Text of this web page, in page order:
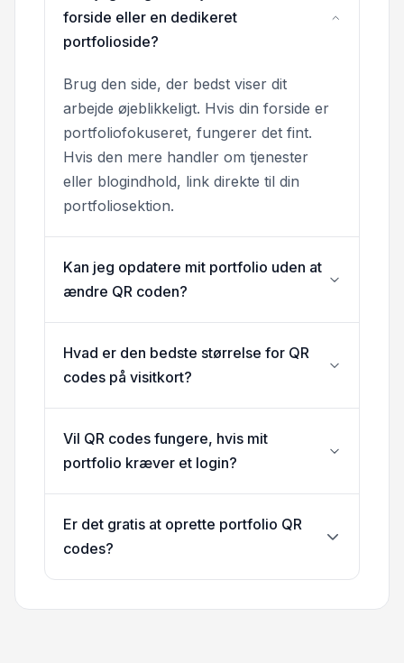
forside eller en dedikeret
portfolioside?
Brug den side, der bedst viser dit
arbejde øjeblikkeligt. Hvis din forside er
portfoliofokuseret, fungerer det fint.
Hvis den mere handler om tjenester
eller blogindhold, link direkte til din
portfoliosektion.
Kan jeg opdatere mit portfolio uden at
ændre QR coden?
Hvad er den bedste størrelse for QR
codes på visitkort?
Vil QR codes fungere, hvis mit
portfolio kræver et login?
Er det gratis at oprette portfolio QR
codes?